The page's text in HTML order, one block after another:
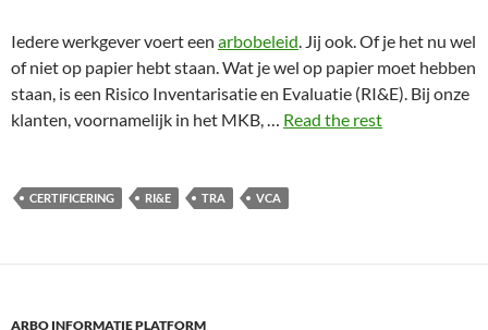
Iedere werkgever voert een arbobeleid. Jij ook. Of je het nu wel
of niet op papier hebt staan. Wat je wel op papier moet hebben
staan, is een Risico Inventarisatie en Evaluatie (RI&E). Bij onze
klanten, voornamelijk in het MKB, … Read the rest
CERTIFICERING RI&E TRA VCA
ARBO INFORMATIE PLATFORM